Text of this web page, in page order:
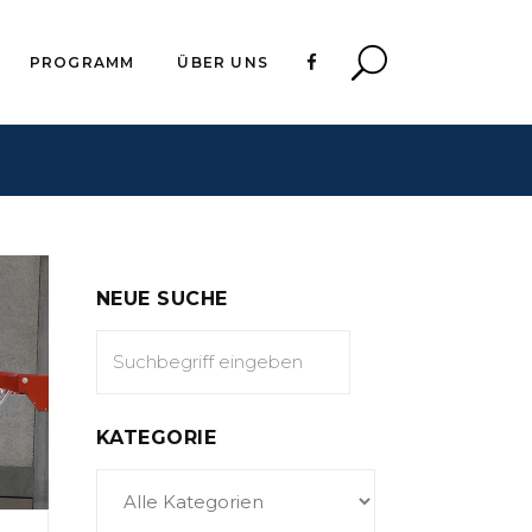
PROGRAMM ÜBER UNS
NEUE SUCHE
KATEGORIE